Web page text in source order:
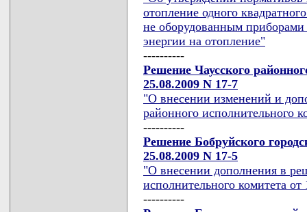
отопление одного
не оборудованным приборами
энергии на отопление"
----------
Решение Чаусского
25.08.2009 N 17-7
"О внесении изменений и
районного исполнительного
----------
Решение Бобруйского
25.08.2009 N 17-5
"О внесении дополнения в
исполнительного комитета
----------